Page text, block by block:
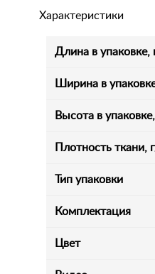
Характеристики
Длина в упаковке,
Ширина в
Высота в
Плотность ткани,
Тип упаковки
Комплектация
Цвет